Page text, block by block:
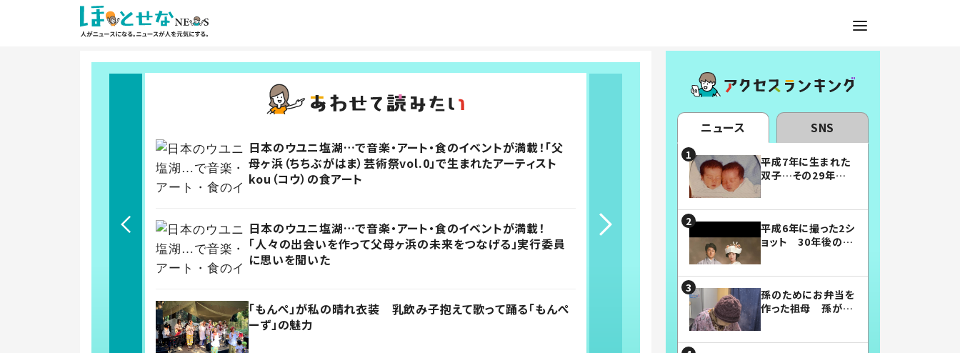
日本のウユニ塩湖…で音楽・アート・食のイベントが満載！「父
母ヶ浜（ちちぶがはま）芸術祭vol.0」で生まれたアーティスト
kou（コウ）の食アート
日本のウユニ塩湖…で音楽・アート・食のイベントが満載！
「人々の出会いを作って父母ヶ浜の未来をつなげる」実行委員
に思いを聞いた
「もんぺ」が私の晴れ衣装 乳飲み子抱えて歌って踊る「もんぺ
ーず」の魅力
ニュース SNS
平成7年に生まれた
双子…その29年後
平成6年に撮った2シ
ョット 30年後の姿
孫のためにお弁当を
作った祖母 孫が絶